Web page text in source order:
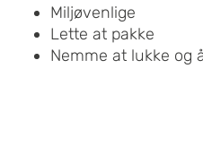
Miljøvenlige
Lette at pakke
Nemme at lukke og